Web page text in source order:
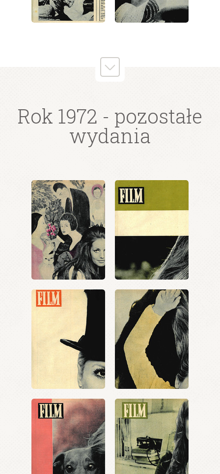
wydanie: 16/1972 wydanie: 16/1972
Rok 1972 - pozostałe
wydania